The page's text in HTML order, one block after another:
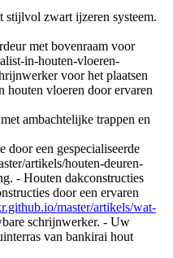
stijlvol zwart ijzeren systeem.
met bovenraam voor
in-houten-vloeren-
voor het plaatsen
houten vloeren door ervaren
ambachtelijke trappen en
een gespecialiseerde
artikels/houten-deuren-
- Houten dakconstructies
door een ervaren
master/artikels/wat-
schrijnwerker. - Uw
van bankirai hout